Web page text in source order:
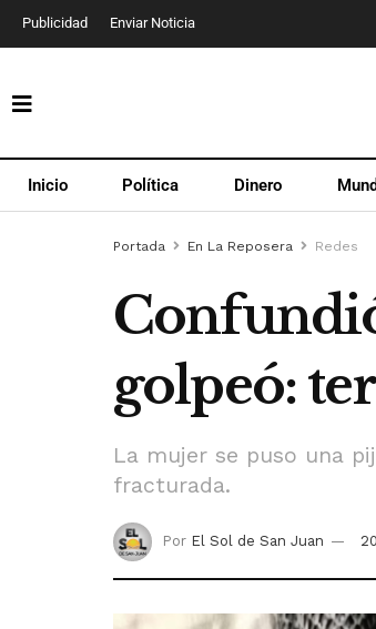
Publicidad Enviar Noticia
Inicio Política Dinero
Portada En La Reposera Redes
golpeó:
La mujer se puso una
fracturada.
Por El Sol de San Juan